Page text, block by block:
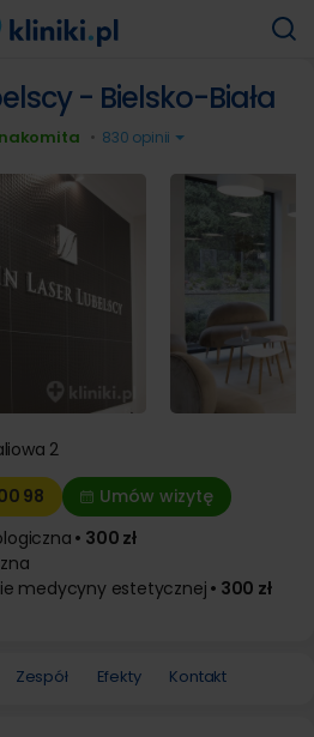
- Bielsko-Biała
• 830 opinii
2
98
Umów wizytę
• 300 zł
medycyny estetycznej • 300 zł
Zespół Efekty Kontakt